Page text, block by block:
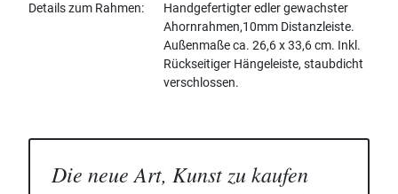
Details zum Rahmen
Handgefertigter edler gewachster
Ahornrahmen,10mm Distanzleiste.
Außenmaße ca. 26,6 x 33,6 cm. Inkl.
Rückseitiger Hängeleiste, staubdicht
verschlossen.
Die neue Art, Kunst zu kaufen